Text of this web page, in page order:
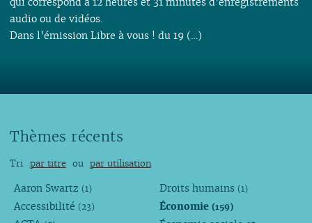
audio ou de vidéos.
Dans l’émission Libre à vous ! du 19 (…)
Thèmes récents
Tri par titre ou par utilisation
Aaron Swartz (1)
Accessibilité (23)
Droits humains (1)
Économie(159)